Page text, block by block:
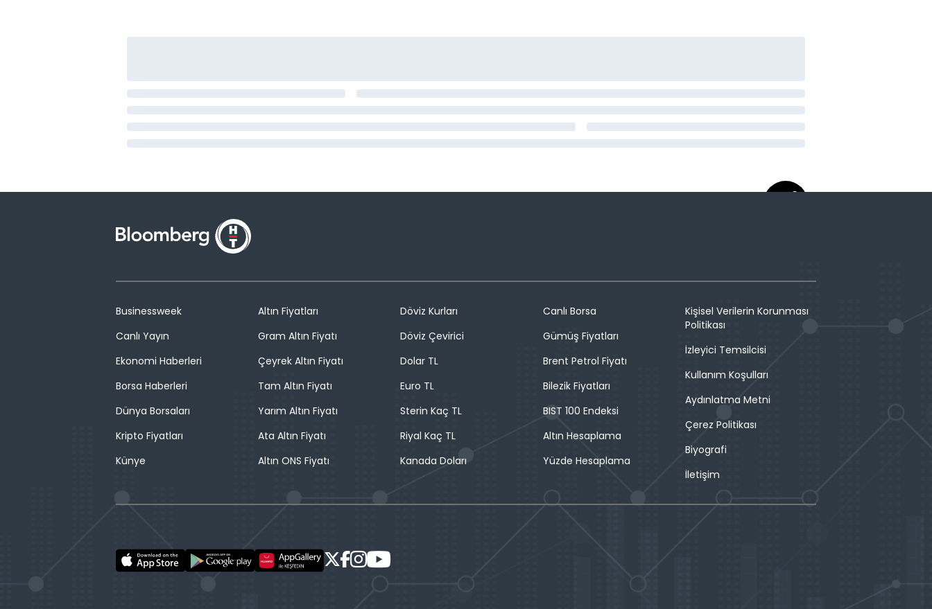
Businessweek
Canlı Yayın
Ekonomi Haberleri
Borsa Haberleri
Dünya Borsaları
Kripto Fiyatları
Künye
Altın Fiyatları
Gram Altın Fiyatı
Çeyrek Altın Fiyatı
Tam Altın Fiyatı
Yarım Altın Fiyatı
Ata Altın Fiyatı
Altın ONS Fiyatı
Döviz Kurları
Döviz Çevirici
Dolar TL
Euro TL
Sterin Kaç TL
Riyal Kaç TL
Kanada Doları
Canlı Borsa
Gümüş Fiyatları
Brent Petrol Fiyatı
Bilezik Fiyatları
BIST 100 Endeksi
Altın Hesaplama
Yüzde Hesaplama
Kişisel Verilerin Korunması
Politikası
İzleyici Temsilcisi
Kullanım Koşulları
Aydınlatma Metni
Çerez Politikası
Biyografi
İletişim